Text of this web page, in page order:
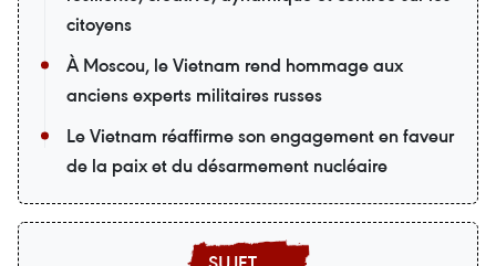
citoyens
À Moscou, le Vietnam rend hommage aux
anciens experts militaires russes
Le Vietnam réaffirme son engagement en faveur
de la paix et du désarmement nucléaire